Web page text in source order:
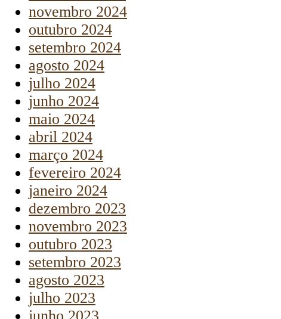
novembro 2024
outubro 2024
setembro 2024
agosto 2024
julho 2024
junho 2024
maio 2024
abril 2024
março 2024
fevereiro 2024
janeiro 2024
dezembro 2023
novembro 2023
outubro 2023
setembro 2023
agosto 2023
julho 2023